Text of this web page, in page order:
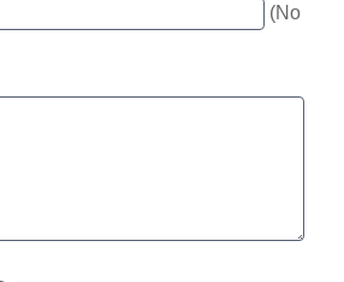
(No